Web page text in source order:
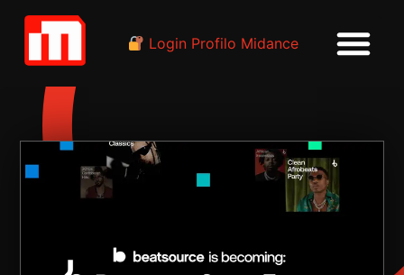
Login Profilo Midance